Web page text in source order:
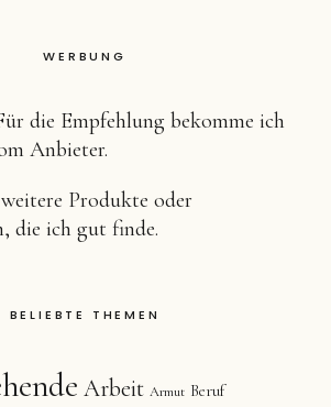
WERBUNG
die Empfehlung bekomme ich
Anbieter.
Produkte oder
die ich gut finde.
BELIEBTE THEMEN
Arbeit Armut Beruf